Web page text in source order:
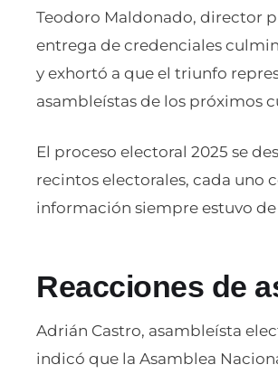
Teodoro Maldonado, director
entrega de credenciales
y exhortó a que el triunfo
asambleístas de los próximos
El proceso electoral 2025 se
recintos electorales, cada uno
información siempre estuvo
Reacciones de
Adrián Castro, asambleísta
indicó que la Asamblea